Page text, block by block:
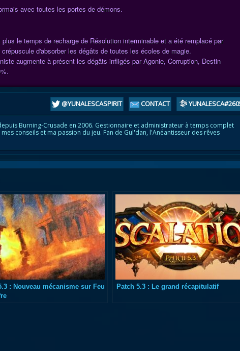
avec toutes les portes de démons.
le temps de recharge de Résolution interminable et a été remplacé par
d'absorber les dégâts de toutes les écoles de magie.
augmente à présent les dégâts infligés par Agonie, Corruption, Destin
CONTACT
@YUNALESCASPIRIT
Burning-Crusade en 2006. Gestionnaire et administrateur à temps complet
conseils et ma passion du jeu. Fan de Gul'dan, l'Anéantisseur des rêves
: Nouveau mécanisme sur Feu
Patch 5.3 : Le grand récapitulatif